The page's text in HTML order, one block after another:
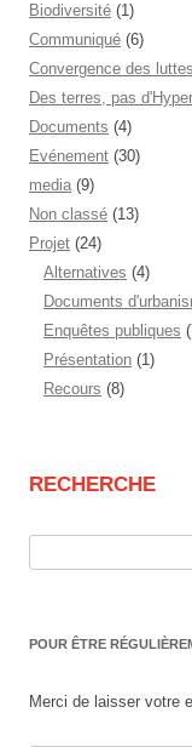
Biodiversité (1)
Communiqué (6)
Convergence des luttes
Des terres, pas
Documents (4)
Evénement (30)
media (9)
Non classé (13)
Projet (24)
Alternatives (4)
Documents
Enquêtes publiques
Présentation (1)
Recours (8)
RECHERCHE
POUR ÊTRE
Merci de laisser votre